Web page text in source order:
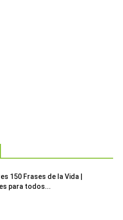
150 Frases de la Vida |
para todos...